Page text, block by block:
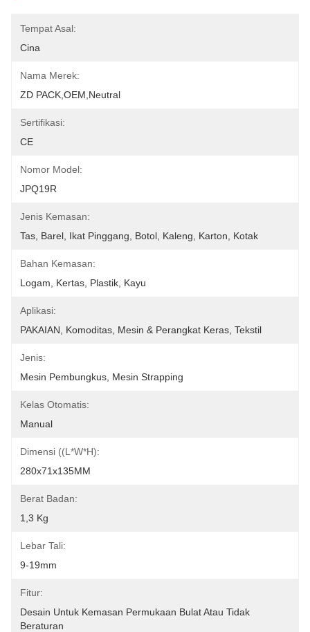
Tempat Asal:
Cina
Nama Merek:
ZD PACK,OEM,neutral
Sertifikasi:
CE
Nomor Model:
JPQ19R
Jenis Kemasan:
Tas, Barel, Ikat Pinggang, Botol, Kaleng, Karton, Kotak
Bahan Kemasan:
Logam, Kertas, Plastik, Kayu
Aplikasi:
PAKAIAN, Komoditas, Mesin & Perangkat Keras, Tekstil
Jenis:
Mesin Pembungkus, Mesin Strapping
Kelas Otomatis:
Manual
Dimensi ((L*W*H):
280x71x135MM
Berat Badan:
1,3 Kg
Lebar Tali:
9-19mm
Fitur:
Desain Untuk Kemasan Permukaan Bulat Atau Tidak
Beraturan